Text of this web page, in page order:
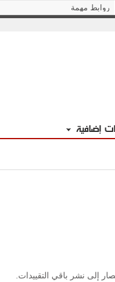
إضافية